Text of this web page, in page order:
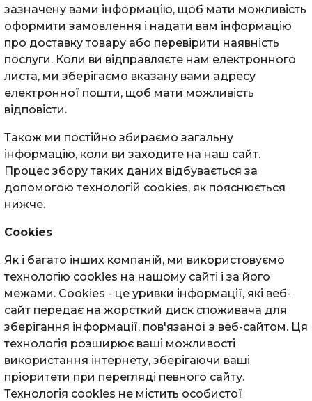
зазначену вами інформацію, щоб мати можливість
оформити замовлення і надати вам інформацію
про доставку товару або перевірити наявність
послуги. Коли ви відправляєте нам електронного
листа, ми зберігаємо вказану вами адресу
електронної пошти, щоб мати можливість
відповісти.
Також ми постійно збираємо загальну
інформацію, коли ви заходите на наш сайт.
Процес збору таких даних відбувається за
допомогою технологій cookies, як пояснюється
нижче.
Cookies
Як і багато інших компаній, ми використовуємо
технологію cookies на нашому сайті і за його
межами. Cookies - це уривки інформації, які веб-
сайт передає на жорсткий диск споживача для
зберігання інформації, пов'язаної з веб-сайтом. Ця
технологія розширює ваші можливості
використання інтернету, зберігаючи ваші
пріоритети при перегляді певного сайту.
Технологія cookies не містить особистої